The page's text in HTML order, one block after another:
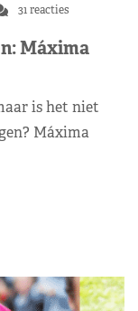
31 reacties
Máxima
is het niet
Máxima